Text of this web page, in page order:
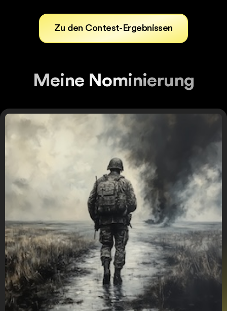
Zu den Contest-Ergebnissen
Meine Nominierung